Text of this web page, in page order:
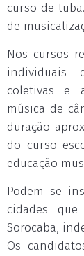
curso de
de
Nos cursos
individuais
coletivas e
música de
duração
do curso
educação
Podem se
cidades
Sorocaba,
Os